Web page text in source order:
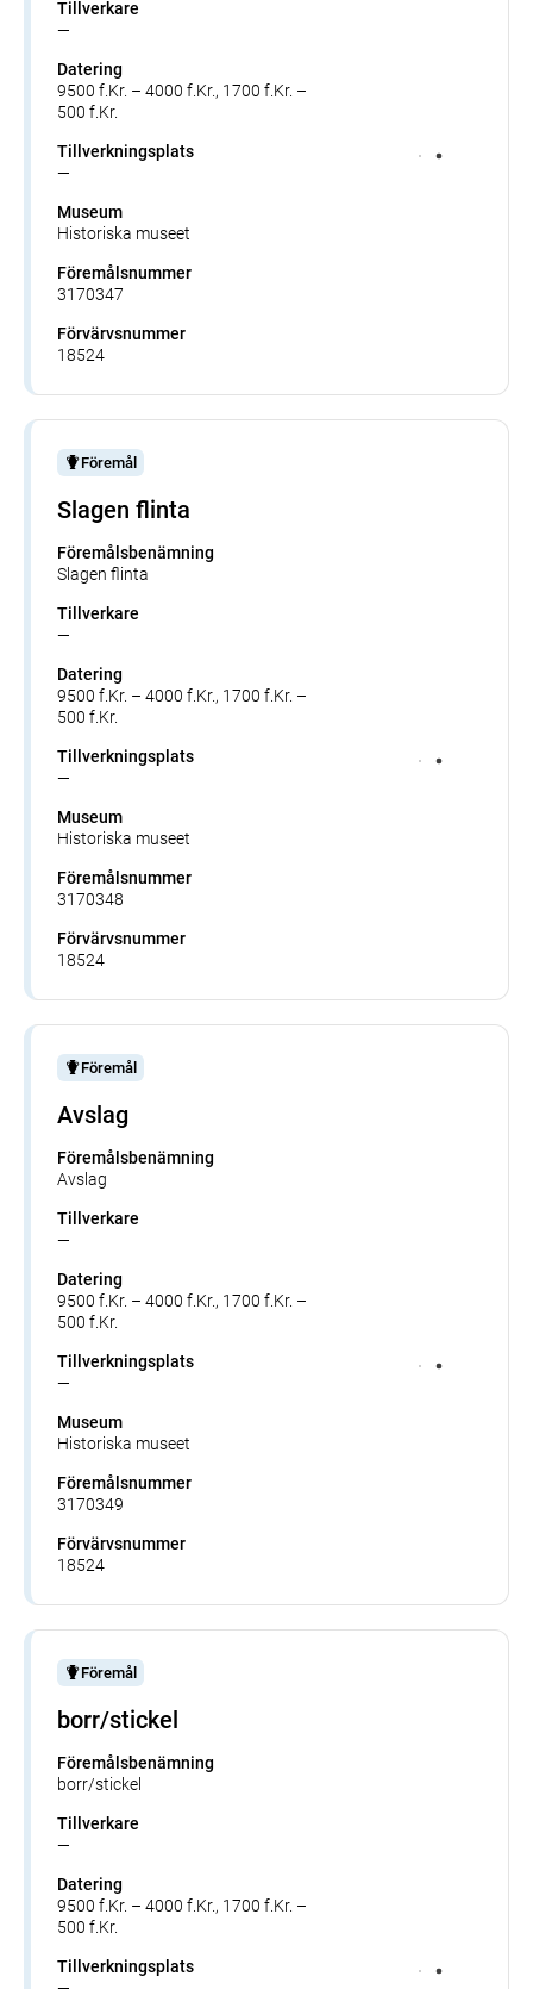
Tillverkare
—
Datering
9500 f.Kr. – 4000 f.Kr., 1700 f.Kr. –
500 f.Kr.
Tillverkningsplats
—
Museum
Historiska museet
Föremålsnummer
3170347
Förvärvsnummer
18524
Föremål
Slagen flinta
Föremålsbenämning
Slagen flinta
Tillverkare
—
Datering
9500 f.Kr. – 4000 f.Kr., 1700 f.Kr. –
500 f.Kr.
Tillverkningsplats
—
Museum
Historiska museet
Föremålsnummer
3170348
Förvärvsnummer
18524
Föremål
Avslag
Föremålsbenämning
Avslag
Tillverkare
—
Datering
9500 f.Kr. – 4000 f.Kr., 1700 f.Kr. –
500 f.Kr.
Tillverkningsplats
—
Museum
Historiska museet
Föremålsnummer
3170349
Förvärvsnummer
18524
Föremål
borr/stickel
Föremålsbenämning
borr/stickel
Tillverkare
—
Datering
9500 f.Kr. – 4000 f.Kr., 1700 f.Kr. –
500 f.Kr.
Tillverkningsplats